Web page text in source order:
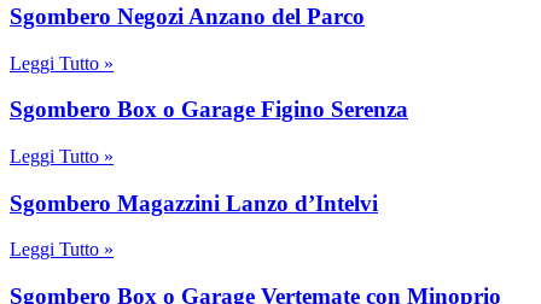
Sgombero Negozi Anzano del Parco
Leggi Tutto »
Sgombero Box o Garage Figino Serenza
Leggi Tutto »
Sgombero Magazzini Lanzo d’Intelvi
Leggi Tutto »
Sgombero Box o Garage Vertemate con Minoprio